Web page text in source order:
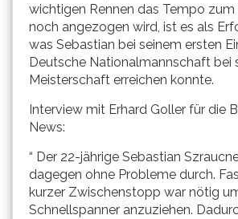
wichtigen Rennen das Tempo zum
noch angezogen wird, ist es als
was Sebastian bei seinem ersten
Deutsche Nationalmannschaft bei
Meisterschaft erreichen konnte.
Interview mit Erhard Goller für die
News:
“ Der 22-jährige Sebastian
dagegen ohne Probleme durch.
kurzer Zwischenstopp war nötig
Schnellspanner anzuziehen.